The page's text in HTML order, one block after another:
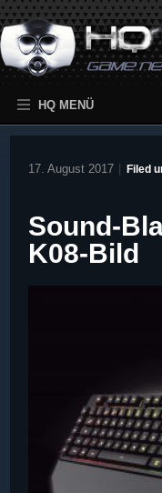
HQ MENÜ
17. August 2017 Filed
Sound-
K08-Bild